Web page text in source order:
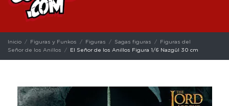
Inicio Figuras y Funkos Figuras Sagas figuras
Figuras del
Señor de los Anillos
El Señor de los Anillos Figura 1/6 Nazgûl 30 cm